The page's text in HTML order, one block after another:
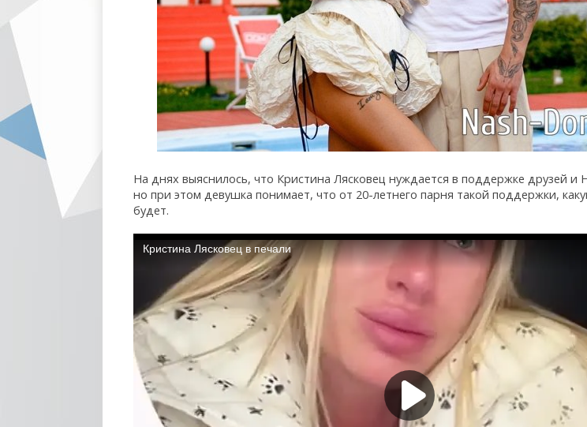
На днях выяснилось, что Кристина Лясковец нуждается в поддержке друзей и
но при этом девушка понимает, что от 20-летнего парня такой поддержки,
будет.